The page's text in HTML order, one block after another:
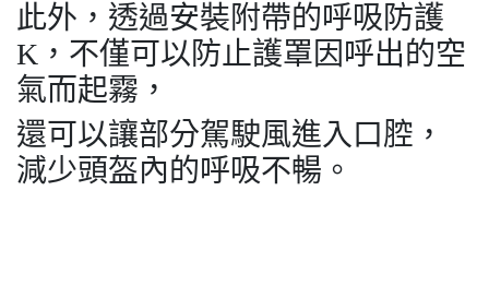
此外，透過安裝附帶的呼吸防護
K，不僅可以防止護罩因呼出的空
氣而起霧，
還可以讓部分駕駛風進入口腔，
減少頭盔內的呼吸不暢。